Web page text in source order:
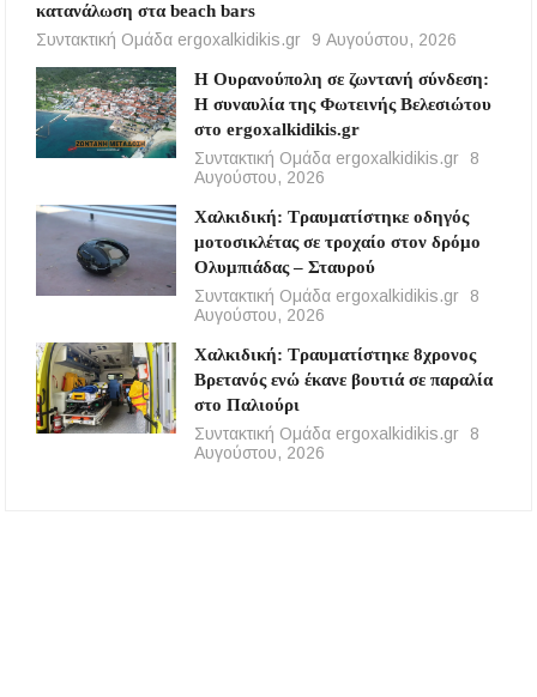
κατανάλωση στα beach bars
Συντακτική Ομάδα ergoxalkidikis.gr
9 Αυγούστου, 2026
Η Ουρανούπολη σε ζωντανή σύνδεση:
Η συναυλία της Φωτεινής Βελεσιώτου
στο ergoxalkidikis.gr
Συντακτική Ομάδα ergoxalkidikis.gr
8
Αυγούστου, 2026
Χαλκιδική: Τραυματίστηκε οδηγός
μοτοσικλέτας σε τροχαίο στον δρόμο
Ολυμπιάδας – Σταυρού
Συντακτική Ομάδα ergoxalkidikis.gr
8
Αυγούστου, 2026
Χαλκιδική: Τραυματίστηκε 8χρονος
Βρετανός ενώ έκανε βουτιά σε παραλία
στο Παλιούρι
Συντακτική Ομάδα ergoxalkidikis.gr
8
Αυγούστου, 2026